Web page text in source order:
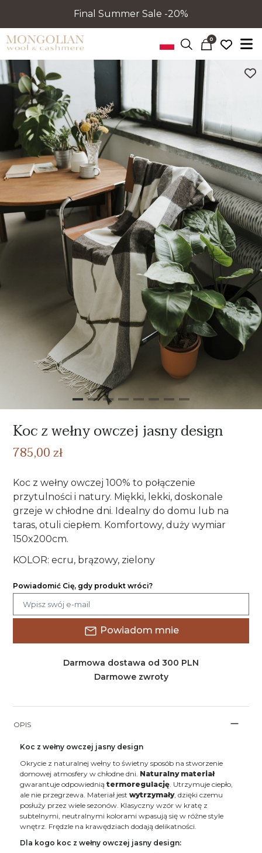
Final Summer Sale -20%
0
Koc z wełny owczej jasny design
785,00 zł
Koc z wełny owczej 100% to połączenie
przytulności i natury. Miękki, lekki, doskonale
grzeje w chłodne dni. Idealny do domu lub na
taras, otuli ciepłem. Komfortowy, duży wymiar
150x200cm.
KOLOR: ecru, brązowy, zielony
Powiadomić Cię, gdy produkt wróci?
Powiadom mnie
Darmowa dostawa od 300 PLN
Darmowe zwroty
OPIS
Koc z wełny owczej jasny design
Okrycie z naturalnej wełny to świetny sposób na stworzenie
domowej atmosfery w chłodne dni. Naturalny materiał
gwarantuje odpowiednią termoregulację . Utrzymuje ciepło,
ale nie przegrzewa. Materiał jest wytrzymały, dzięki czemu
posłuży przez wiele sezonów. Klasyczny wzór w kratę z
subtelnymi, neutralnymi kolorami wpasują się w różne style
wnętrz. Frędzle na krawędziach dodają delikatności.
Dla kogo koc z wełny owczej jasny design: